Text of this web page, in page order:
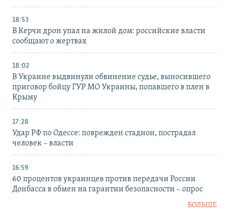
18:53
В Керчи дрон упал на жилой дом: российские власти
сообщают о жертвах
18:02
В Украине выдвинули обвинение судье, выносившего
приговор бойцу ГУР МО Украины, попавшего в плен в
Крыму
17:28
Удар РФ по Одессе: поврежден стадион, пострадал
человек – власти
16:59
60 процентов украинцев против передачи России
Донбасса в обмен на гарантии безопасности – опрос
БОЛЬШЕ